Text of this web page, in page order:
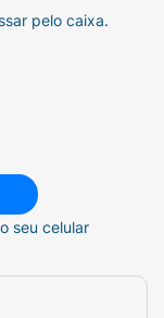
pelo caixa.
seu celular